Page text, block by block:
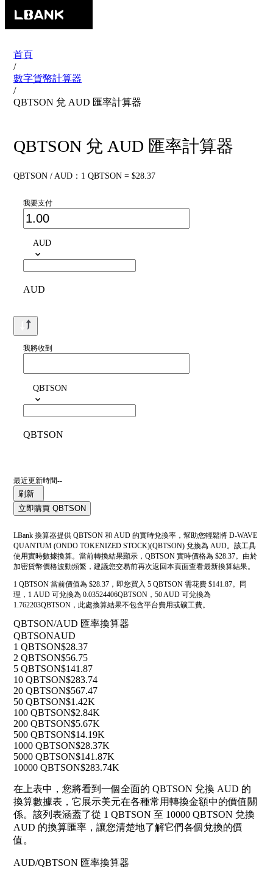
首頁
/
數字貨幣計算器
/
QBTSON 兌 AUD 匯率計算器
QBTSON 兌 AUD 匯率計算器
QBTSON / AUD：1 QBTSON = $28.37
我要支付
AUD
AUD
我將收到
QBTSON
QBTSON
最近更新時間--
刷新
立即購買 QBTSON
LBank 換算器提供 QBTSON 和 AUD 的實時兌換率，幫助您輕鬆將 D-WAVE
QUANTUM (ONDO TOKENIZED STOCK)(QBTSON) 兌換為 AUD。該工具
使用實時數據換算。當前轉換結果顯示，QBTSON 實時價格為 $28.37。由於
加密貨幣價格波動頻繁，建議您交易前再次返回本頁面查看最新換算結果。
1 QBTSON 當前價值為 $28.37，即您買入 5 QBTSON 需花費 $141.87。同
理，1 AUD 可兌換為 0.03524406QBTSON，50 AUD 可兌換為
1.762203QBTSON，此處換算結果不包含平台費用或礦工費。
QBTSON/AUD 匯率換算器
QBTSONAUD
1 QBTSON$28.37
2 QBTSON$56.75
5 QBTSON$141.87
10 QBTSON$283.74
20 QBTSON$567.47
50 QBTSON$1.42K
100 QBTSON$2.84K
200 QBTSON$5.67K
500 QBTSON$14.19K
1000 QBTSON$28.37K
5000 QBTSON$141.87K
10000 QBTSON$283.74K
在上表中，您將看到一個全面的 QBTSON 兌換 AUD 的
換算數據表，它展示美元在各種常用轉換金額中的價值關
係。該列表涵蓋了從 1 QBTSON 至 10000 QBTSON 兌換
AUD 的換算匯率，讓您清楚地了解它們各個兌換的價
值。
AUD/QBTSON 匯率換算器